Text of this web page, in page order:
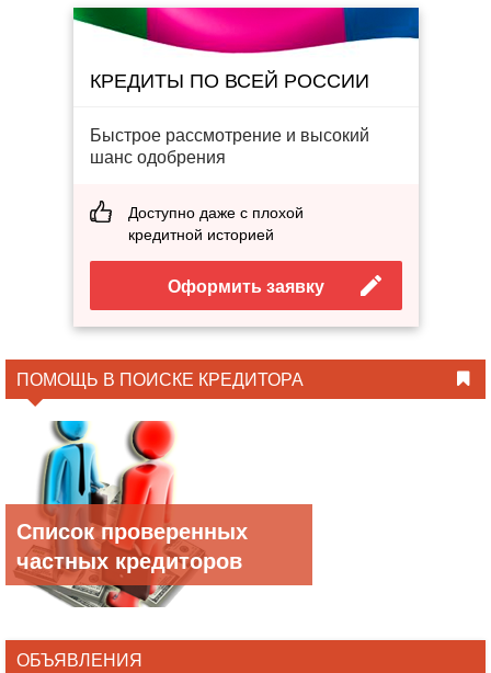
КРЕДИТЫ ПО ВСЕЙ РОССИИ
Быстрое рассмотрение и высокий
шанс одобрения
Доступно даже с плохой
кредитной историей
Оформить заявку
ПОМОЩЬ В ПОИСКЕ КРЕДИТОРА
Список проверенных
частных кредиторов
ОБЪЯВЛЕНИЯ